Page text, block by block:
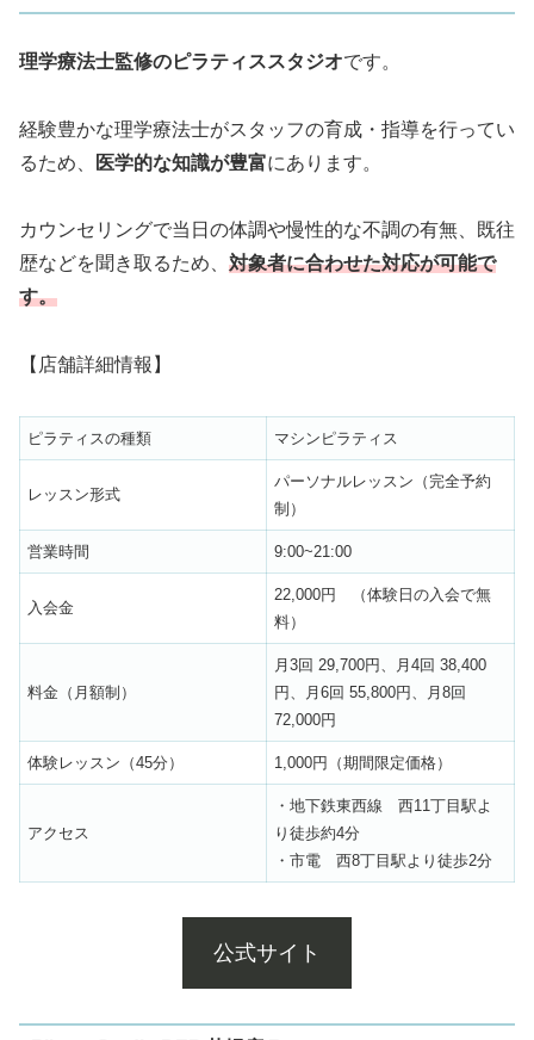
理学療法士監修のピラティススタジオです。
経験豊かな理学療法士がスタッフの育成・指導を行ってい
るため、
医学的な知識が豊富にあります。
カウンセリングで当日の体調や慢性的な不調の有無、既往
歴などを聞き取るため、 対象者に合わせた対応が可能で
す。
【店舗詳細情報】
ピラティスの種類 マシンピラティス
レッスン形式
パーソナルレッスン（完全予約
制）
営業時間 9:00~21:00
入会金
22,000円 （体験日の入会で無
料）
料金（月額制）
月3回 29,700円、月4回 38,400
円、月6回 55,800円、月8回
72,000円
体験レッスン（45分） 1,000円（期間限定価格）
アクセス
・地下鉄東西線 西11丁目駅よ
り徒歩約4分
・市電 西8丁目駅より徒歩2分
公式サイト